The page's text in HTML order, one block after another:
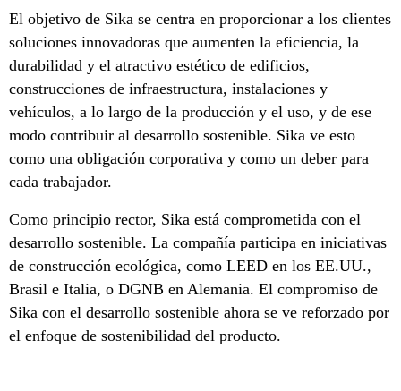
El objetivo de Sika se centra en proporcionar a los clientes
soluciones innovadoras que aumenten la eficiencia, la
durabilidad y el atractivo estético de edificios,
construcciones de infraestructura, instalaciones y
vehículos, a lo largo de la producción y el uso, y de ese
modo contribuir al desarrollo sostenible. Sika ve esto
como una obligación corporativa y como un deber para
cada trabajador.
Como principio rector, Sika está comprometida con el
desarrollo sostenible. La compañía participa en iniciativas
de construcción ecológica, como LEED en los EE.UU.,
Brasil e Italia, o DGNB en Alemania. El compromiso de
Sika con el desarrollo sostenible ahora se ve reforzado por
el enfoque de sostenibilidad del producto.